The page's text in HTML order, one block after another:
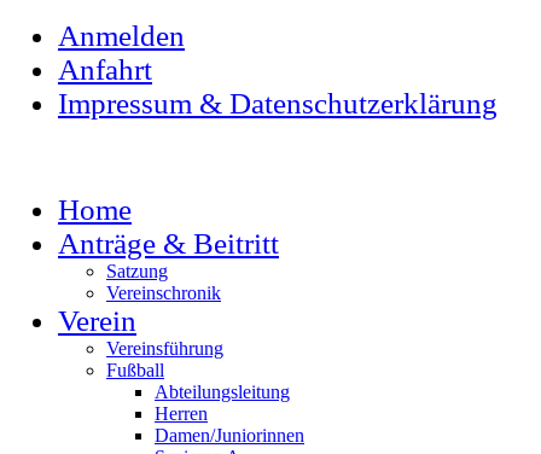
Anmelden
Anfahrt
Impressum & Datenschutzerklärung
Home
Anträge & Beitritt
Satzung
Vereinschronik
Verein
Vereinsführung
Fußball
Abteilungsleitung
Herren
Damen/Juniorinnen